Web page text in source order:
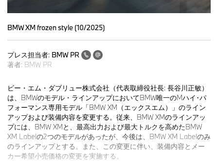
BMW XM frozen style (10/2025)
プレス担当者: BMW PR
著者: BMW PR
ビー・エム・ダブリュー株式会社（代表取締役社長: 長谷川正敏）
は、BMWのモデル・ラインアップにおいてBMW唯一のMハイ･パ
フォーマンス専用モデル「BMW XM（エックスエム）」のライン
アップおよび装備内容を変更する。従来、BMW XMのラインアッ
プには、BMW XMと、最高出力および最大トルクを高めたBMW
XM Labelの2つのモデルがあったが、今後は、BMW XM Labelのみ
のラインアップとする。また、この変更に伴い、装備内容とメー
カー希望小売価格の変更を実施する。